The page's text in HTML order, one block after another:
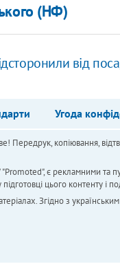
(НФ)
від
Угода
Передрук, копіювання,
є рекламними та
цього контенту і
Згідно з